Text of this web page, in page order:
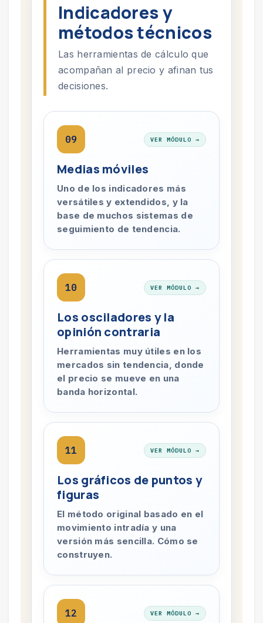
Indicadores y
métodos técnicos
Las herramientas de cálculo que
acompañan al precio y afinan tus
decisiones.
09 VER MÓDULO →
Medias móviles
Uno de los indicadores más
versátiles y extendidos, y la
base de muchos sistemas de
seguimiento de tendencia.
10 VER MÓDULO →
Los osciladores y la
opinión contraria
Herramientas muy útiles en los
mercados sin tendencia, donde
el precio se mueve en una
banda horizontal.
11 VER MÓDULO →
Los gráficos de puntos y
figuras
El método original basado en el
movimiento intradía y una
versión más sencilla. Cómo se
construyen.
12 VER MÓDULO →